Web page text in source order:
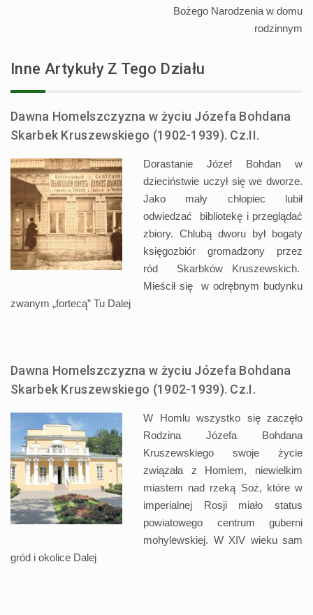
Bożego Narodzenia w domu
rodzinnym
Inne Artykuły Z Tego Działu
Dawna Homelszczyzna w życiu Józefa Bohdana
Skarbek Kruszewskiego (1902-1939). Cz.II.
Dorastanie Józef Bohdan w
dzieciństwie uczył się we dworze.
Jako mały chłopiec lubił
odwiedzać bibliotekę i przeglądać
zbiory. Chlubą dworu był bogaty
księgozbiór gromadzony przez
ród Skarbków Kruszewskich.
Mieścił się w odrębnym budynku
zwanym „fortecą” Tu Dalej
Dawna Homelszczyzna w życiu Józefa Bohdana
Skarbek Kruszewskiego (1902-1939). Cz.I.
W Homlu wszystko się zaczęło
Rodzina Józefa Bohdana
Kruszewskiego swoje życie
związała z Homlem, niewielkim
miastem nad rzeką Soż, które w
imperialnej Rosji miało status
powiatowego centrum guberni
mohylewskiej. W XIV wieku sam
gród i okolice Dalej